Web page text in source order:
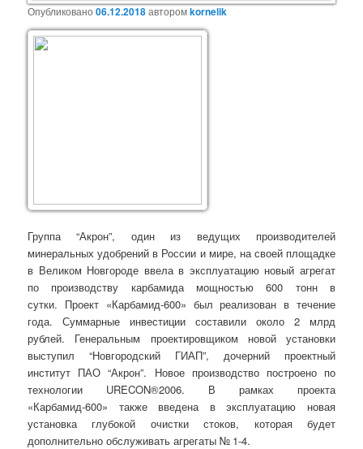
Опубликовано06.12.2018авторомkornelik
Группа “Акрон”, один из ведущих производителей
минеральных удобрений в России и мире, на своей площадке
в Великом Новгороде ввела в эксплуатацию новый агрегат
по производству карбамида мощностью 600 тонн в
сутки. Проект «Карбамид-600» был реализован в течение
года. Суммарные инвестиции составили около 2 млрд
рублей. Генеральным проектировщиком новой установки
выступил “Новгородский ГИАП”, дочерний проектный
институт ПАО “Акрон”. Новое производство построено по
технологии URECON®2006. В рамках проекта
«Карбамид-600» также введена в эксплуатацию новая
установка глубокой очистки стоков, которая будет
дополнительно обслуживать агрегаты № 1-4.